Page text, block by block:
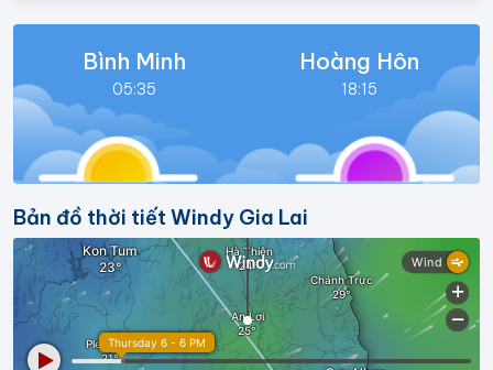
Bình Minh
05:35
Hoàng Hôn
18:15
Bản đồ thời tiết Windy Gia Lai